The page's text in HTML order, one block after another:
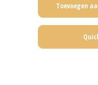
Toevoegen